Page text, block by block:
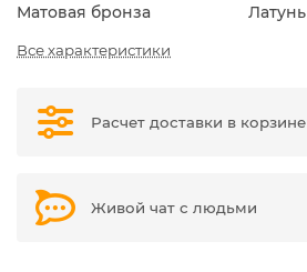
Матовая бронза Латунь
Все характеристики
Расчет доставки в корзине
Живой чат с людьми